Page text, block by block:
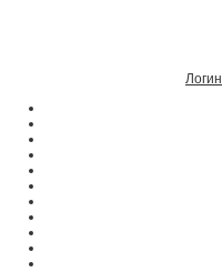
Логин